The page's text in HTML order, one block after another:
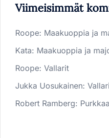
Viimeisimmät
Roope: Maakuoppia ja
Kata: Maakuoppia ja
Roope: Vallarit
Jukka Uosukainen:
Robert Ramberg: